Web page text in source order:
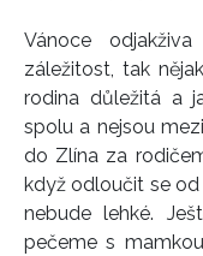
Vánoce
záležitost, tak
rodina důležitá a
spolu a nejsou
do Zlína za
když odloučit se
nebude lehké.
pečeme s